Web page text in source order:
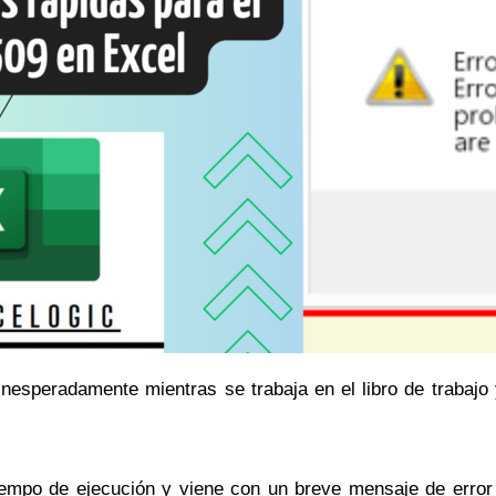
mientras se trabaja en el libro de
de ejecución y viene con un breve mensaje de